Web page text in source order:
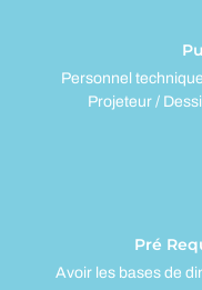
Personnel
Projeteur /
Pré
Avoir les bases de